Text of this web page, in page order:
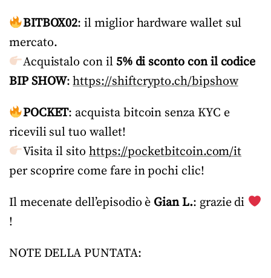
BITBOX02: il miglior hardware wallet sul
mercato.
Acquistalo con il 5% di sconto con il codice
BIP SHOW:https://shiftcrypto.ch/bipshow
POCKET: acquista bitcoin senza KYC e
ricevili sul tuo wallet!
Visita il sito https://pocketbitcoin.com/it
per scoprire come fare in pochi clic!
Il mecenate dell’episodio è Gian L.: grazie di
!
NOTE DELLA PUNTATA: